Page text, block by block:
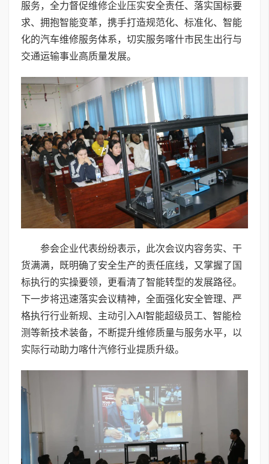
服务，全力督促维修企业压实安全责任、落实国标要
求、拥抱智能变革，携手打造规范化、标准化、智能
化的汽车维修服务体系，切实服务喀什市民生出行与
交通运输事业高质量发展。
参会企业代表纷纷表示，此次会议内容务实、干
货满满，既明确了安全生产的责任底线，又掌握了国
标执行的实操要领，更看清了智能转型的发展路径。
下一步将迅速落实会议精神，全面强化安全管理、严
格执行行业新规、主动引入AI智能超级员工、智能检
测等新技术装备，不断提升维修质量与服务水平，以
实际行动助力喀什汽修行业提质升级。